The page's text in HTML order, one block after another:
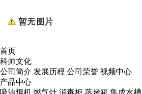
首页
科帅文化
公司简介 发展历程 公司荣誉 视频中心
产品中心
吸油烟机 燃气灶 消毒柜 蒸烤箱 集成水槽